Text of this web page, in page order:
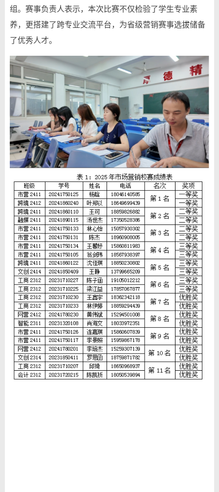
组。赛事负责人表示，本次比赛不仅检验了学生专业素
养，更搭建了跨专业交流平台，为省级营销赛事选拔储备
了优秀人才。